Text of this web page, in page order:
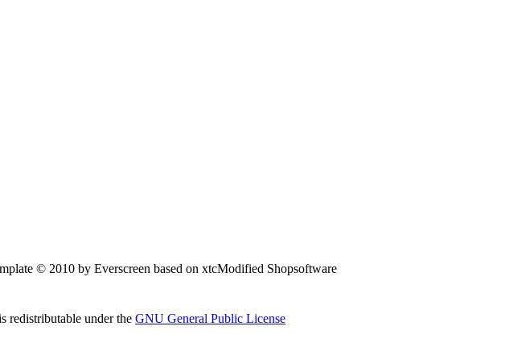
© 2010 by Everscreen based on xtcModified Shopsoftware
redistributable under the GNU General Public License